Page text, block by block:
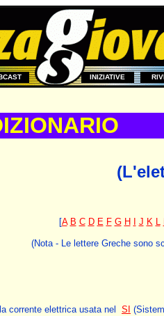
INIZIATIVE
[A B C D E F G H J K L
(Nota - Le lettere Greche sono
corrente elettrica usata nel SI